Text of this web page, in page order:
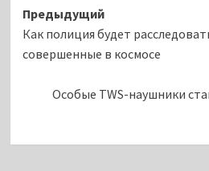
Навигация
записи
Предыдущий
Как полиция будет
совершенные в космосе
Особые TWS-наушники